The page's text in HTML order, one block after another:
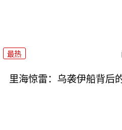
最热
里海惊雷：乌袭伊船背后